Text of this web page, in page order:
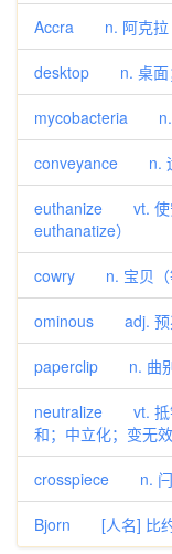
Accra n. 阿克拉
desktop n. 桌面
mycobacteria n. [
conveyance n. 运
euthanize vt. 使
euthanatize）
cowry n. 宝贝（
ominous adj. 预
paperclip n. 曲别
neutralize vt. 抵
和；中立化；变无效
crosspiece n. 闩
Bjorn [人名] 比